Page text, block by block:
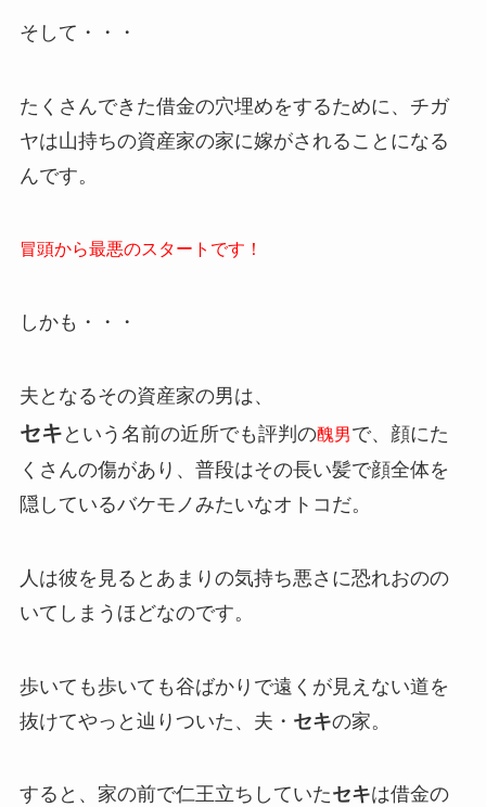
そして・・・
たくさんできた借金の穴埋めをするために、チガ
ヤは山持ちの資産家の家に嫁がされることになる
んです。
冒頭から最悪のスタートです！
しかも・・・
夫となるその資産家の男は、
セキ という名前の近所でも評判の醜男で、顔にた
くさんの傷があり、普段はその長い髪で顔全体を
隠しているバケモノみたいなオトコだ。
人は彼を見るとあまりの気持ち悪さに恐れおのの
いてしまうほどなのです。
歩いても歩いても谷ばかりで遠くが見えない道を
抜けてやっと辿りついた、夫・ セキの家。
すると、家の前で仁王立ちしていたセキは借金の